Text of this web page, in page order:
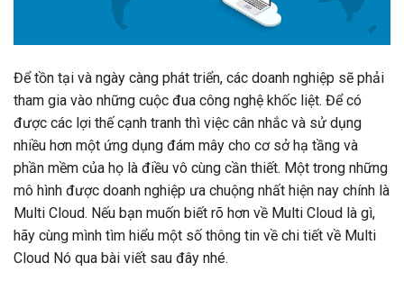
Để tồn tại và ngày càng phát triển, các doanh nghiệp sẽ phải
tham gia vào những cuộc đua công nghệ khốc liệt. Để có
được các lợi thế cạnh tranh thì việc cân nhắc và sử dụng
nhiều hơn một ứng dụng đám mây cho cơ sở hạ tầng và
phần mềm của họ là điều vô cùng cần thiết. Một trong những
mô hình được doanh nghiệp ưa chuộng nhất hiện nay chính là
Multi Cloud. Nếu bạn muốn biết rõ hơn về Multi Cloud là gì,
hãy cùng mình tìm hiểu một số thông tin về chi tiết về Multi
Cloud Nó qua bài viết sau đây nhé.